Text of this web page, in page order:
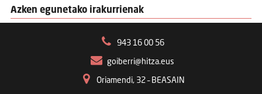
Azken egunetako irakurrienak
943 16 00 56
goiberri@hitza.eus
Oriamendi, 32 – BEASAIN